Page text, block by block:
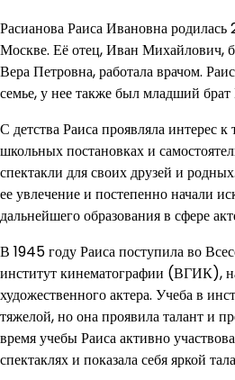
Расианова Раиса Ивановна родилась
Москве. Её отец, Иван Михайлович,
Вера Петровна, работала врачом.
семье, у нее также был младший брат
С детства Раиса проявляла интерес к
школьных постановках и
спектакли для своих друзей и
ее увлечение и постепенно начали
дальнейшего образования в сфере
В 1945 году Раиса поступила во
институт кинематографии (ВГИК),
художественного актера. Учеба в
тяжелой, но она проявила талант и
время учебы Раиса активно
спектаклях и показала себя яркой